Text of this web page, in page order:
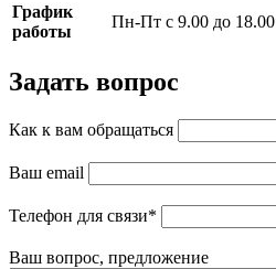
График
работы
Пн-Пт с 9.00 до 18.00
Задать вопрос
Как к вам обращаться
Ваш email
Телефон для связи*
Ваш вопрос, предложение